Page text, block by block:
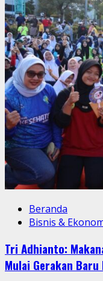
Beranda
Bisnis &
Tri Adhianto:
Mulai Gerakan